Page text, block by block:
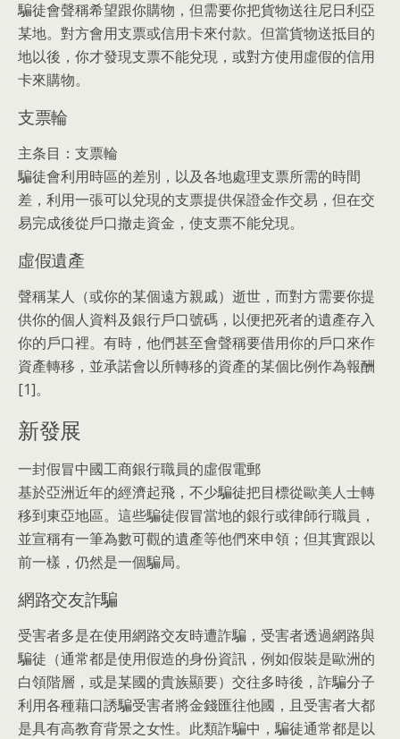
騙徒會聲稱希望跟你購物，但需要你把貨物送往尼日利亞
某地。對方會用支票或信用卡來付款。但當貨物送抵目的
地以後，你才發現支票不能兌現，或對方使用虛假的信用
卡來購物。
支票輪
主条目：支票輪
騙徒會利用時區的差別，以及各地處理支票所需的時間
差，利用一張可以兌現的支票提供保證金作交易，但在交
易完成後從戶口撤走資金，使支票不能兌現。
虛假遺產
聲稱某人（或你的某個遠方親戚）逝世，而對方需要你提
供你的個人資料及銀行戶口號碼，以便把死者的遺產存入
你的戶口裡。有時，他們甚至會聲稱要借用你的戶口來作
資產轉移，並承諾會以所轉移的資產的某個比例作為報酬
[1]。
新發展
一封假冒中國工商銀行職員的虛假電郵
基於亞洲近年的經濟起飛，不少騙徒把目標從歐美人士轉
移到東亞地區。這些騙徒假冒當地的銀行或律師行職員，
並宣稱有一筆為數可觀的遺產等他們來申領；但其實跟以
前一樣，仍然是一個騙局。
網路交友詐騙
受害者多是在使用網路交友時遭詐騙，受害者透過網路與
騙徒（通常都是使用假造的身份資訊，例如假裝是歐洲的
白領階層，或是某國的貴族顯要）交往多時後，詐騙分子
利用各種藉口誘騙受害者將金錢匯往他國，且受害者大都
是具有高教育背景之女性。此類詐騙中，騙徒通常都是以